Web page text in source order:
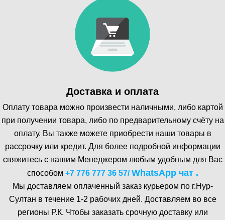
Доставка и оплата
Оплату товара можно произвести наличными, либо картой
при получении товара, либо по предварительному счёту на
оплату. Вы также можете приобрести наши товары в
рассрочку или кредит. Для более подробной информации
свяжитесь с нашим Менеджером любым удобным для Вас
способом +7 776 777 36 57/WhatsA pp чат .
Мы доставляем оплаченный заказ курьером по г.Нур-
Cултан в течение 1-2 рабочих дней. Доставляем во все
регионы Р.К. Чтобы заказать срочную доставку или